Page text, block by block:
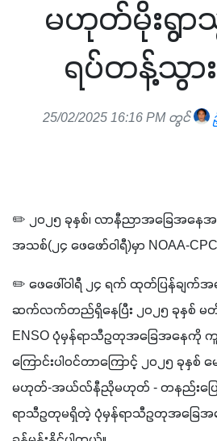
မဟုတ်မိုးရွာသွ
ရပ်တန့်သွား
25/02/2025 16:16 PM တွင်
✏️ ၂၀၂၅ ခုနှစ်၊ လာနီညာအခြေအန
အသစ်(၂၄ ဖေဖော်ဝါရီ)မှာ NOAA-
✏️ ဖေဖေါ်ဝါရီ ၂၄ ရက် ထုတ်ပြန်ချက်အ
ဆက်လက်တည်ရှိနေပြီး ၂၀၂၅ ခုနှစ်
ENSO ပုံမှန်ရာသီဥတုအခြေအနေကို ကူးပ
ကြောင်းပါဝင်တာကြောင့် ၂၀၂၅ ခုနှ
မဟုတ်-အယ်လ်နီညိုမဟုတ် - တနည်းပြေ
ရာသီဥတုမရှိတဲ့ ပုံမှန်ရာသီဥတုအခြေ